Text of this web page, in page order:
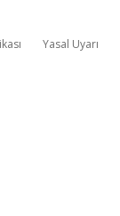
Yasal Uyarı